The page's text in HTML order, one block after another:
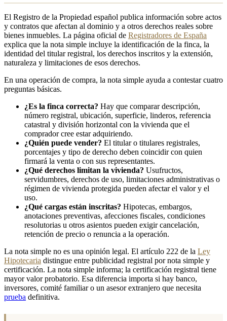
El Registro de la Propiedad español publica información sobre actos
y contratos que afectan al dominio y a otros derechos reales sobre
bienes inmuebles. La página oficial de Registradores de España
explica que la nota simple incluye la identificación de la finca, la
identidad del titular registral, los derechos inscritos y la extensión,
naturaleza y limitaciones de esos derechos.
En una operación de compra, la nota simple ayuda a contestar cuatro
preguntas básicas.
¿Es la finca correcta? Hay que comparar descripción,
número registral, ubicación, superficie, linderos, referencia
catastral y división horizontal con la vivienda que el
comprador cree estar adquiriendo.
¿Quién puede vender? El titular o titulares registrales,
porcentajes y tipo de derecho deben coincidir con quien
firmará la venta o con sus representantes.
¿Qué derechos limitan la vivienda? Usufructos,
servidumbres, derechos de uso, limitaciones administrativas o
régimen de vivienda protegida pueden afectar el valor y el
uso.
¿Qué cargas están inscritas? Hipotecas, embargos,
anotaciones preventivas, afecciones fiscales, condiciones
resolutorias u otros asientos pueden exigir cancelación,
retención de precio o renuncia a la operación.
La nota simple no es una opinión legal. El artículo 222 de la Ley
Hipotecaria distingue entre publicidad registral por nota simple y
certificación. La nota simple informa; la certificación registral tiene
mayor valor probatorio. Esa diferencia importa si hay banco,
inversores, comité familiar o un asesor extranjero que necesita
prueba definitiva.